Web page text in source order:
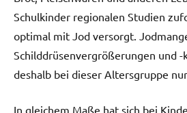
Schulkinder regionalen Studien
optimal mit Jod versorgt.
Schilddrüsenvergrößerungen und
deshalb bei dieser Altersgruppe
In gleichem Maße hat sich bei